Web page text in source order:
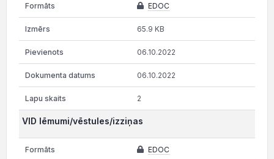
EDOC
65.9 KB
06.10.2022
06.10.2022
2
VID lēmumi/vēstules/izziņas
EDOC